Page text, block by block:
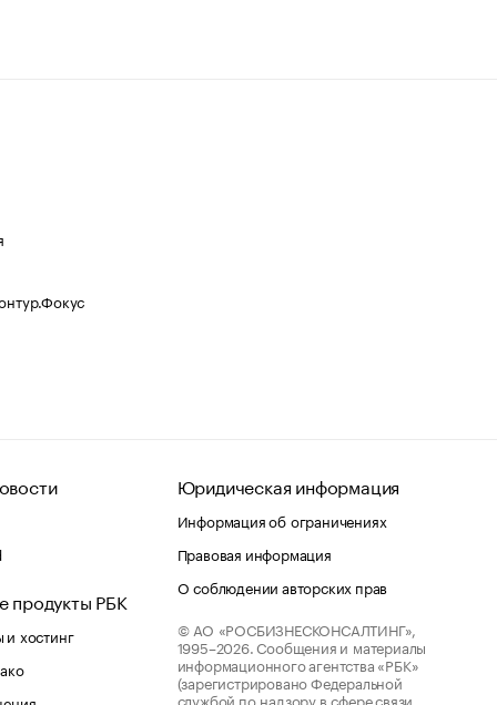
продукты РБК
хостинг
Юридическая информация
Информация об ограничениях
Правовая информация
О соблюдении авторских прав
© АО «РОСБИЗНЕСКОНСАЛТИНГ»,
1995–2026. Сообщения и материалы
информационного агентства «РБК»
(зарегистрировано Федеральной
службой по надзору в сфере связи,